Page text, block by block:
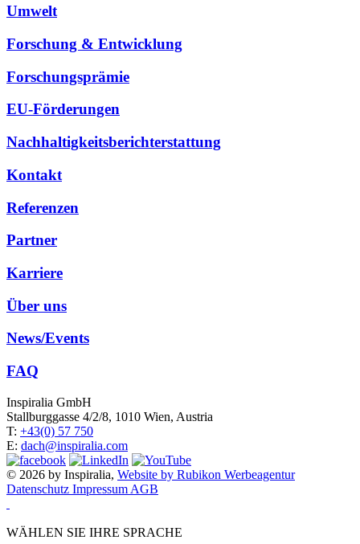
Umwelt
Forschung & Entwicklung
Forschungsprämie
EU-Förderungen
Nachhaltigkeitsberichterstattung
Kontakt
Referenzen
Partner
Karriere
Über uns
News/Events
FAQ
Inspiralia GmbH
Stallburggasse 4/2/8, 1010 Wien, Austria
T: +43(0) 57 750
E: dach@inspiralia.com
© 2026 by Inspiralia, Website by Rubikon Werbeagentur
Datenschutz Impressum AGB
WÄHLEN SIE IHRE SPRACHE